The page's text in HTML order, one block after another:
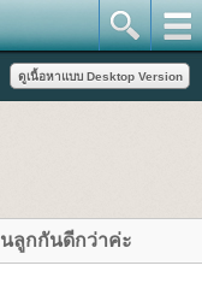
ลูกกันดีกว่าค่ะ